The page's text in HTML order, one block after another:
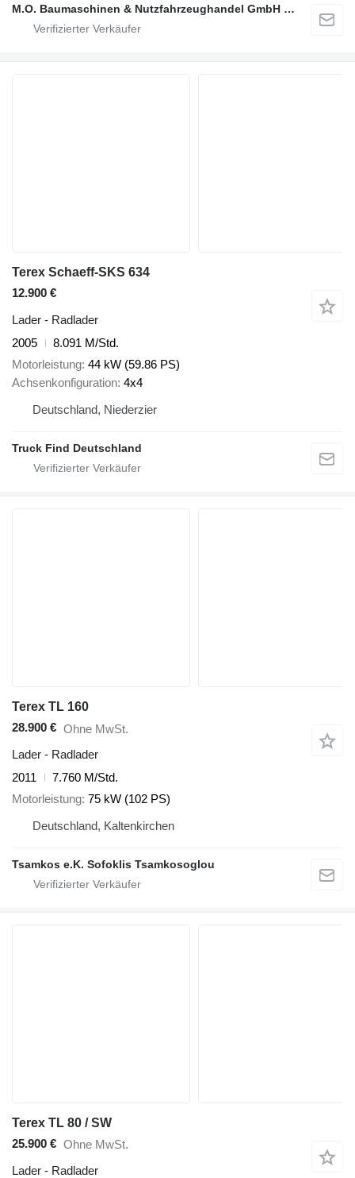
M.O. Baumaschinen & Nutzfahrzeughandel GmbH & CO.
Terex Schaeff-SKS 634
12.900 €
Lader - Radlader
2005
8.091 M/Std.
Motorleistung 44 kW (59.86 PS)
Achsenkonfiguration 4x4
Deutschland, Niederzier
Truck Find Deutschland
Terex TL 160
28.900 € Ohne MwSt.
Lader - Radlader
2011
7.760 M/Std.
Motorleistung 75 kW (102 PS)
Deutschland, Kaltenkirchen
Tsamkos e.K. Sofoklis Tsamkosoglou
Terex TL 80 / SW
25.900 € Ohne MwSt.
Lader - Radlader